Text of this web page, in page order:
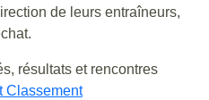
de leurs entraîneurs,
résultats et rencontres
Classement